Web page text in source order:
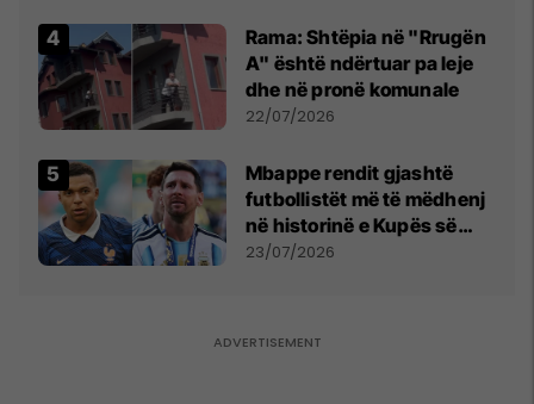
Rama: Shtëpia në "Rrugën
A" është ndërtuar pa leje
dhe në pronë komunale
22/07/2026
Mbappe rendit gjashtë
futbollistët më të mëdhenj
në historinë e Kupës së
Botës, Messi mbetet i dyti
23/07/2026